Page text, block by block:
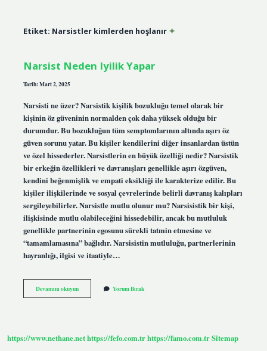
Etiket: Narsistler kimlerden hoşlanır
Narsist Neden Iyilik Yapar
Tarih: Mart 2, 2025
Narsisti ne üzer? Narsistik kişilik bozukluğu temel olarak bir
kişinin öz güveninin normalden çok daha yüksek olduğu bir
durumdur. Bu bozukluğun tüm semptomlarının altında aşırı öz
güven sorunu yatar. Bu kişiler kendilerini diğer insanlardan üstün
ve özel hissederler. Narsistlerin en büyük özelliği nedir? Narsistik
bir erkeğin özellikleri ve davranışları genellikle aşırı özgüven,
kendini beğenmişlik ve empati eksikliği ile karakterize edilir. Bu
kişiler ilişkilerinde ve sosyal çevrelerinde belirli davranış kalıpları
sergileyebilirler. Narsistle mutlu olunur mu? Narsisistik bir kişi,
ilişkisinde mutlu olabileceğini hissedebilir, ancak bu mutluluk
genellikle partnerinin egosunu sürekli tatmin etmesine ve
“tamamlamasına” bağlıdır. Narsisistin mutluluğu, partnerlerinin
hayranlığı, ilgisi ve itaatiyle…
Devamını okuyunNarsist
Neden
Yorum Bırak
https://www.nethane.nethttps://fefo.com.trhttps://famo.com.trSitemap